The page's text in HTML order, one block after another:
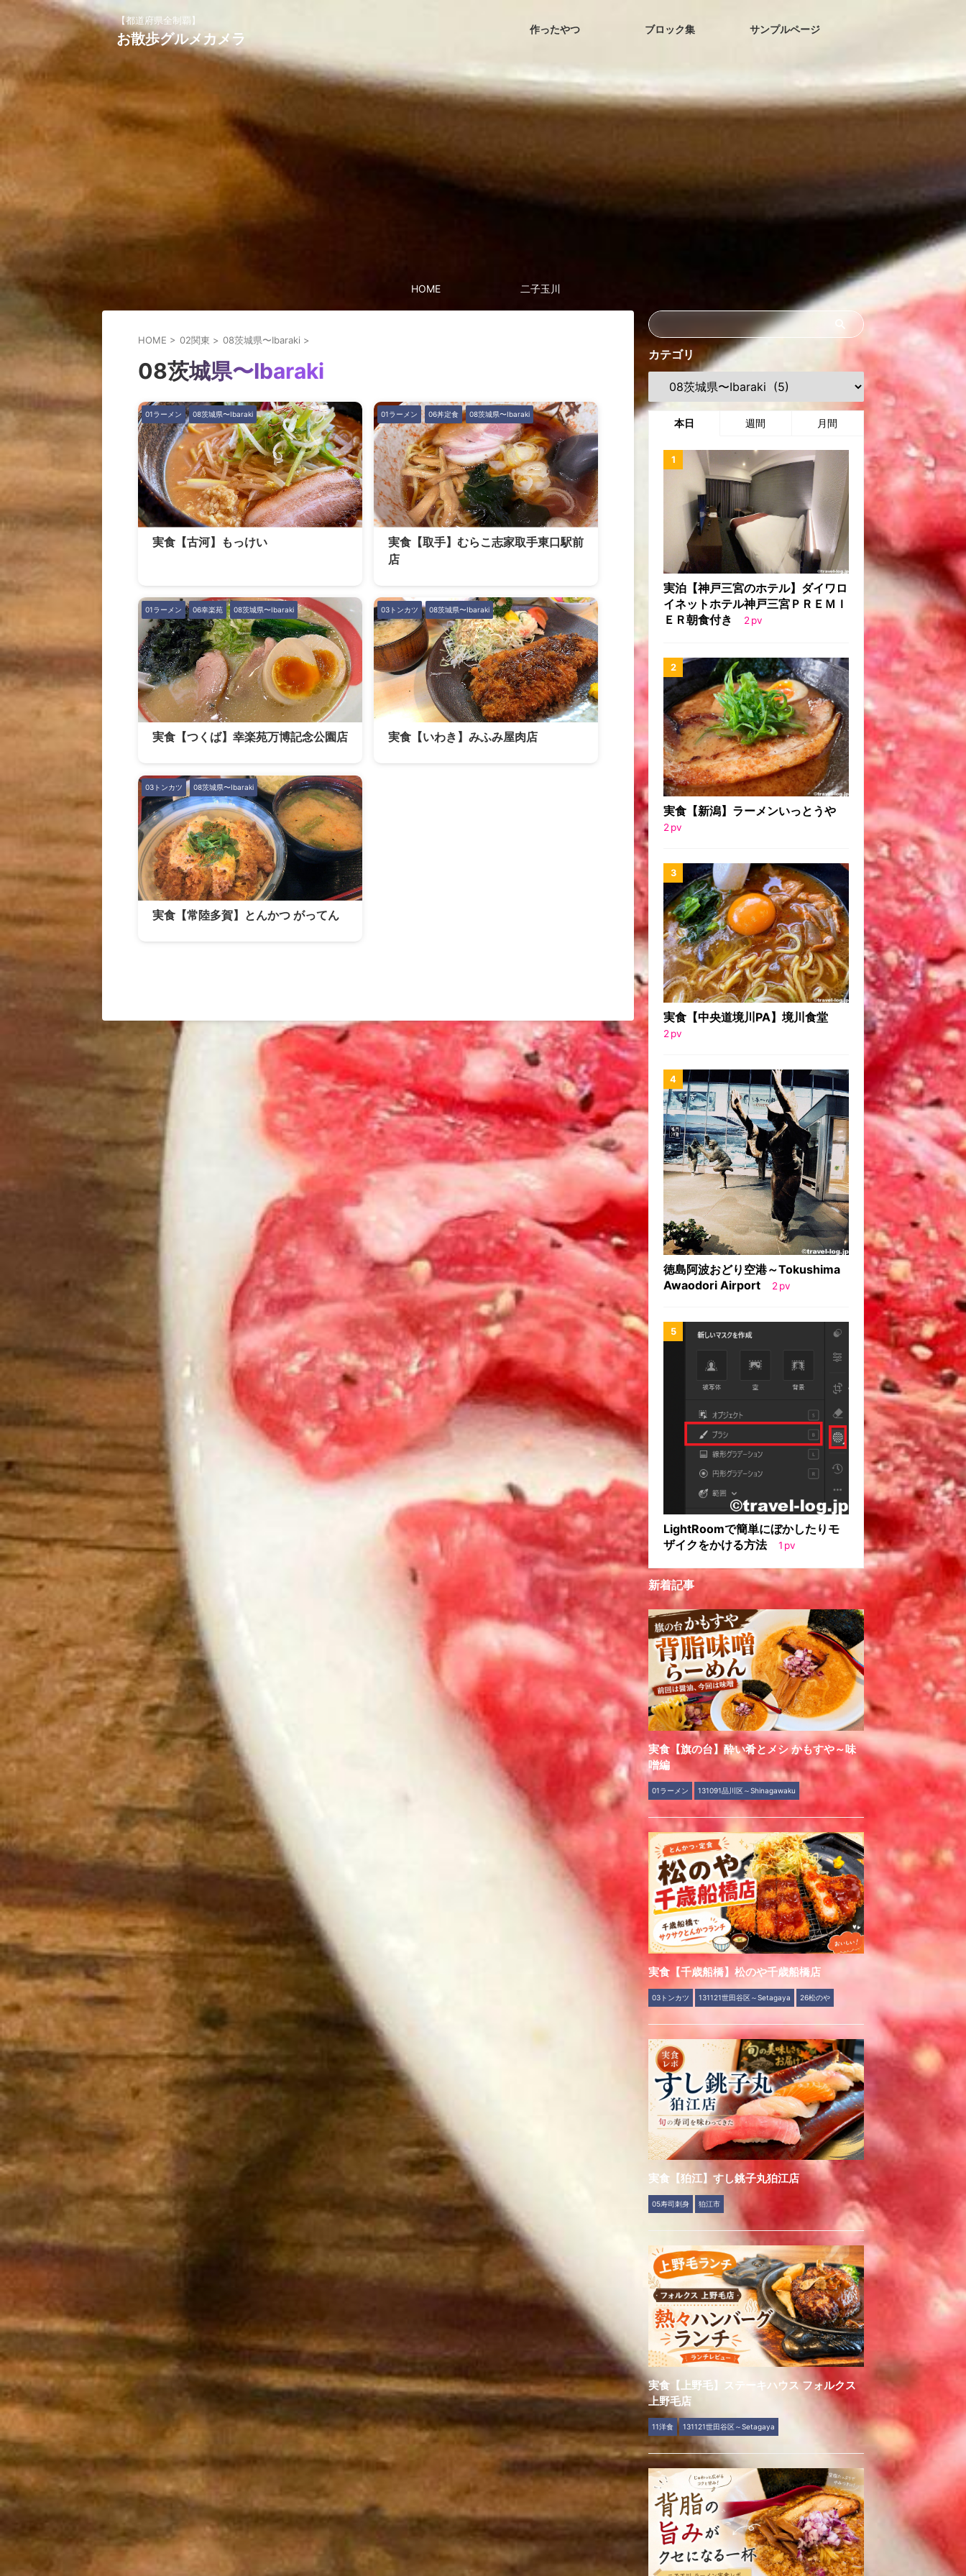
【都道府県全制覇】
お散歩グルメカメラ
作ったやつ ブロック集 サンプルページ
HOME 二子玉川
HOME > 02関東 > 08茨城県〜Ibaraki >
08茨城県〜Ibaraki
01ラーメン 08茨城県〜Ibaraki
実食【古河】もっけい
01ラーメン 06丼定食 08茨城県〜Ibaraki
実食【取手】むらこ志家取手東口駅前
店
01ラーメン 06幸楽苑 08茨城県〜Ibaraki
実食【つくば】幸楽苑万博記念公園店
03トンカツ 08茨城県〜Ibaraki
実食【いわき】みふみ屋肉店
03トンカツ 08茨城県〜Ibaraki
実食【常陸多賀】とんかつ がってん
カテゴリ
本日 週間 月間
実泊【神戸三宮のホテル】ダイワロ
イネットホテル神戸三宮ＰＲＥＭＩ
ＥＲ朝食付き
2 pv
実食【新潟】ラーメンいっとうや
2 pv
実食【中央道境川PA】境川食堂
2 pv
徳島阿波おどり空港～Tokushima
Awaodori Airport
2 pv
LightRoomで簡単にぼかしたりモ
ザイクをかける方法
1 pv
新着記事
実食【旗の台】酔い肴とメシ かもすや～味
噌編
01ラーメン 131091品川区～Shinagawaku
実食【千歳船橋】松のや千歳船橋店
03トンカツ 131121世田谷区～Setagaya 26松のや
実食【狛江】すし銚子丸狛江店
05寿司刺身 狛江市
実食【上野毛】ステーキハウス フォルクス
上野毛店
11洋食 131121世田谷区～Setagaya